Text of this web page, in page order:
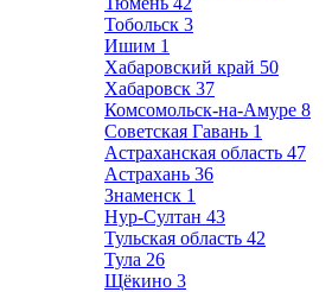
Тобольск 3
Ишим 1
Хабаровский край 50
Хабаровск 37
Комсомольск-на-Амуре 8
Советская Гавань 1
Астраханская область 47
Астрахань 36
Знаменск 1
Нур-Султан 43
Тульская область 42
Тула 26
Щёкино 3